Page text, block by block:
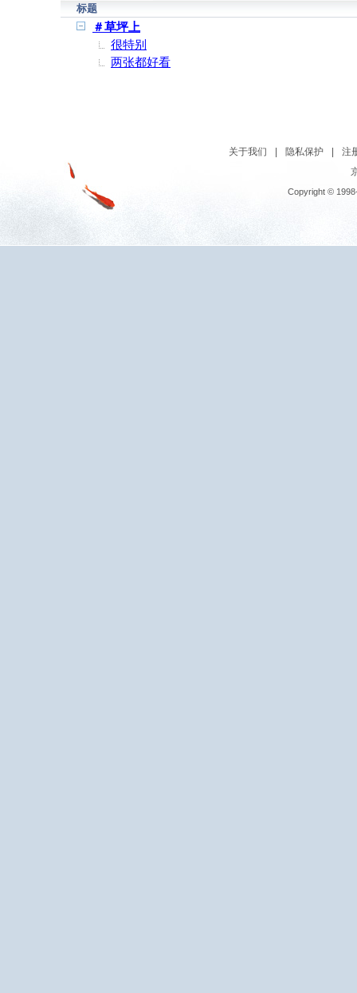
标题
＃草坪上
很特别
两张都好看
关于我们 隐私保护
注
Copyright ©